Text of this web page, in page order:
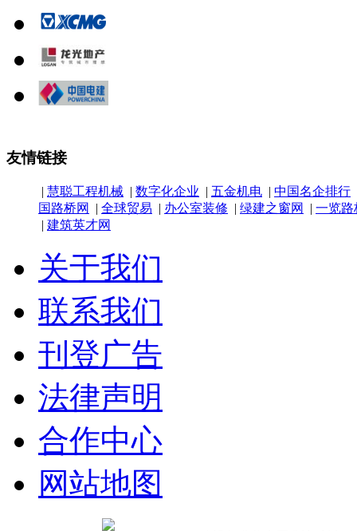
友情链接
| 慧聪工程机械 | 数字化企业 | 五金机电 | 中国名企排行
国路桥网
| 全球贸易 | 办公室装修 | 绿建之窗网 | 一览路
| 建筑英才网
关于我们
联系我们
刊登广告
法律声明
合作中心
网站地图